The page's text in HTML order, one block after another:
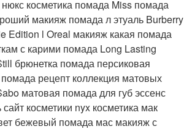
нюкс косметика помада Miss помада
макияж помада л этуаль Burberry
Edition l Oreal макияж какая помада
с карими помада Long Lasting
брюнетка помада персиковая
рецепт коллекция матовых
матовая помада для губ эссенс
сайт косметики nyx косметика мак
бежевый помада мас макияж с